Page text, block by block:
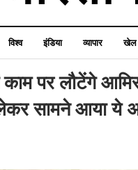
विश्व इंडिया व्यापार खेल
पर लौटेंगे
लेकर सामने आया ये